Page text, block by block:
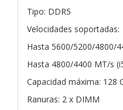
Tipo: DDR5
Velocidades soportadas:
Hasta 5600/5200/4800/
Hasta 4800/4400 MT/s
Capacidad máxima: 128
Ranuras: 2 x DIMM